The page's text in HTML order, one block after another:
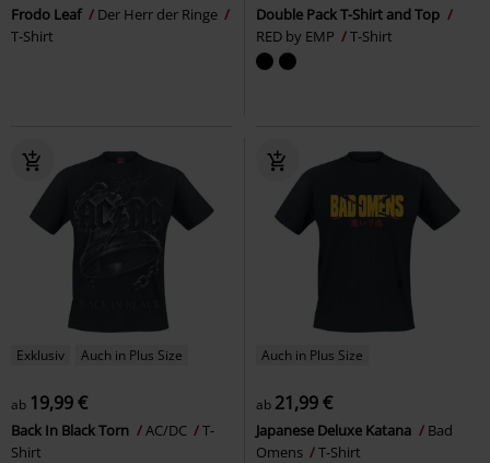
Frodo Leaf
Der Herr der Ringe
T-Shirt
Double Pack T-Shirt and Top
RED by EMP
T-Shirt
Exklusiv Auch in Plus Size
ab 19,99 €
Back In Black Torn AC/DC
T-
Shirt
Auch in Plus Size
ab 21,99 €
Japanese Deluxe Katana
Bad
Omens
T-Shirt